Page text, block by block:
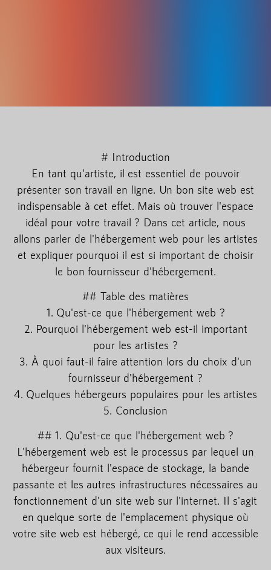
# Introduction
En tant qu'artiste, il est essentiel de pouvoir
présenter son travail en ligne. Un bon site web est
indispensable à cet effet. Mais où trouver l'espace
idéal pour votre travail ? Dans cet article, nous
allons parler de l'hébergement web pour les artistes
et expliquer pourquoi il est si important de choisir
le bon fournisseur d'hébergement.
## Table des matières
1. Qu'est-ce que l'hébergement web ?
2. Pourquoi l'hébergement web est-il important
pour les artistes ?
3. À quoi faut-il faire attention lors du choix d'un
fournisseur d'hébergement ?
4. Quelques hébergeurs populaires pour les artistes
5. Conclusion
## 1. Qu'est-ce que l'hébergement web ?
L'hébergement web est le processus par lequel un
hébergeur fournit l'espace de stockage, la bande
passante et les autres infrastructures nécessaires au
fonctionnement d'un site web sur l'internet. Il s'agit
en quelque sorte de l'emplacement physique où
votre site web est hébergé, ce qui le rend accessible
aux visiteurs.